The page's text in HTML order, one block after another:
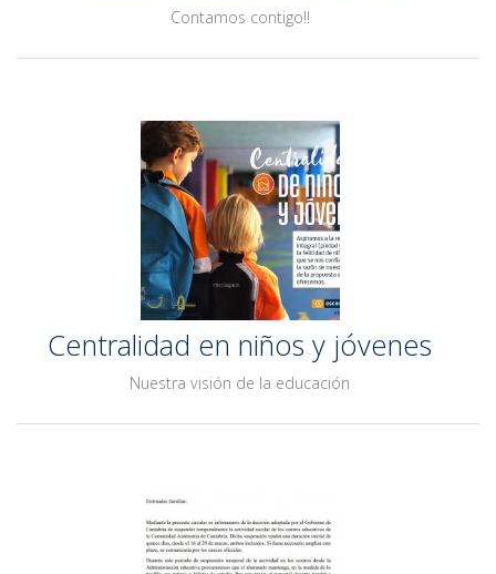
Contamos contigo!!
Centralidad en niños y jóvenes
Nuestra visión de la educación